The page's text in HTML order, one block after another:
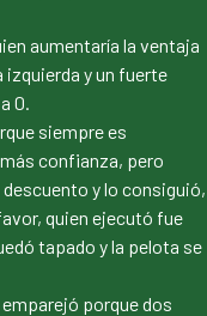
aumentaría la ventaja
izquierda y un fuerte
0.
siempre es
confianza, pero
y lo consiguió,
quien ejecutó fue
tapado y la pelota se
porque dos